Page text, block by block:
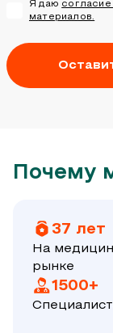
Я даю
материалов.
Почему
37 лет
На
рынке
1500+